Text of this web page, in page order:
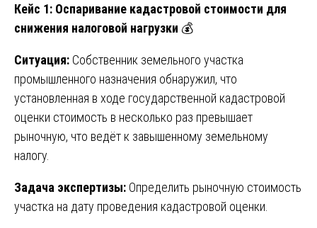
Кейс 1: Оспаривание кадастровой стоимости для
снижения налоговой нагрузки 💰
Ситуация: Собственник земельного участка
промышленного назначения обнаружил, что
установленная в ходе государственной кадастровой
оценки стоимость в несколько раз превышает
рыночную, что ведёт к завышенному земельному
налогу.
Задача экспертизы: Определить рыночную стоимость
участка на дату проведения кадастровой оценки.